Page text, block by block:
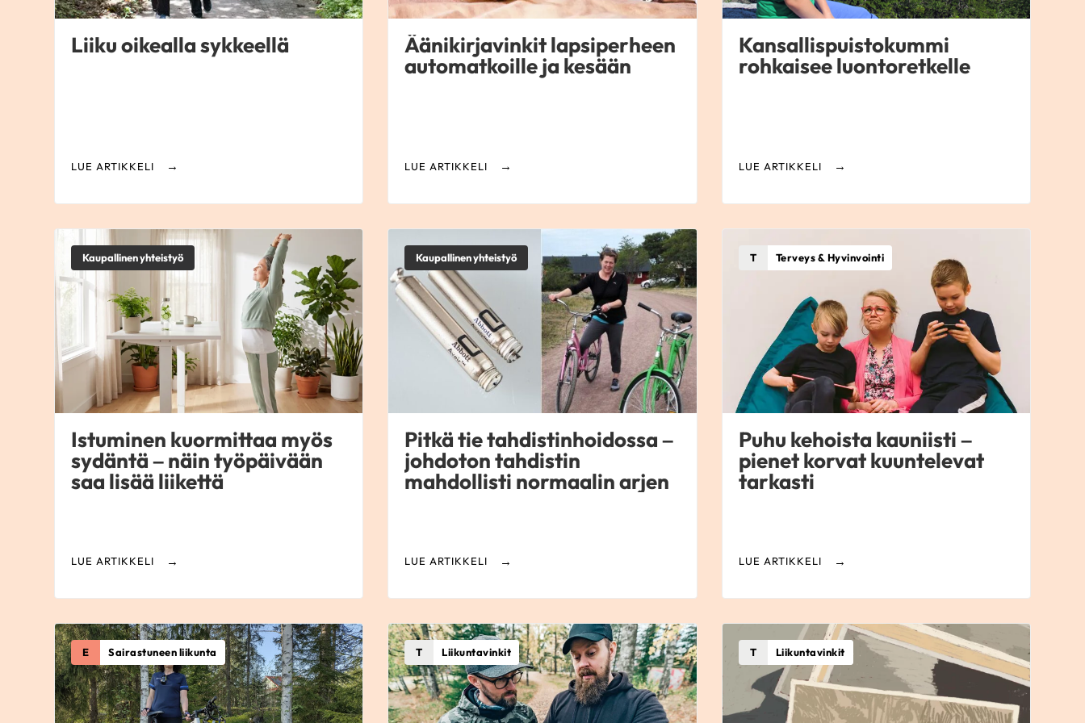
Liiku oikealla sykkeellä
LUE ARTIKKELI
Äänikirjavinkit lapsiperheen
automatkoille ja kesään
LUE ARTIKKELI
Kansallispuistokummi
rohkaisee luontoretkelle
LUE ARTIKKELI
Kaupallinen yhteistyö
Istuminen kuormittaa myös
sydäntä – näin työpäivään
saa lisää liikettä
LUE ARTIKKELI
Kaupallinen yhteistyö
Pitkä tie tahdistinhoidossa –
johdoton tahdistin
mahdollisti normaalin arjen
LUE ARTIKKELI
T Terveys & Hyvinvointi
Puhu kehoista kauniisti –
pienet korvat kuuntelevat
tarkasti
LUE ARTIKKELI
E Sairastuneen liikunta T Liikuntavinkit T Liikuntavinkit